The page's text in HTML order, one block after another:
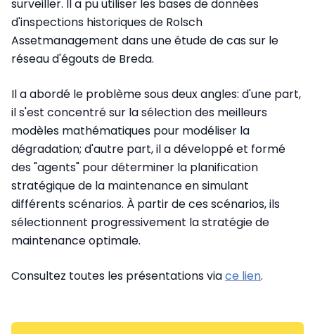
surveiller. Il a pu utiliser les bases de données
d'inspections historiques de Rolsch
Assetmanagement dans une étude de cas sur le
réseau d'égouts de Breda.
Il a abordé le problème sous deux angles: d'une part,
il s'est concentré sur la sélection des meilleurs
modèles mathématiques pour modéliser la
dégradation; d'autre part, il a développé et formé
des "agents" pour déterminer la planification
stratégique de la maintenance en simulant
différents scénarios. À partir de ces scénarios, ils
sélectionnent progressivement la stratégie de
maintenance optimale.
Consultez toutes les présentations viace lien.